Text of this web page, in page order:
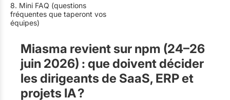
8. Mini FAQ (questions
fréquentes que taperont vos
équipes)
Miasma revient sur npm (24–26
juin 2026) : que doivent décider
les dirigeants de SaaS, ERP et
projets IA ?